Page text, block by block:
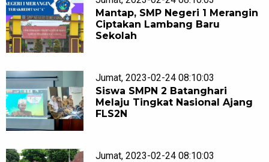
Mantap, SMP Negeri 1 Merangin
Ciptakan Lambang Baru
Sekolah
Jumat, 2023-02-24 08:10:03
Siswa SMPN 2 Batanghari
Melaju Tingkat Nasional Ajang
FLS2N
Jumat, 2023-02-24 08:10:03